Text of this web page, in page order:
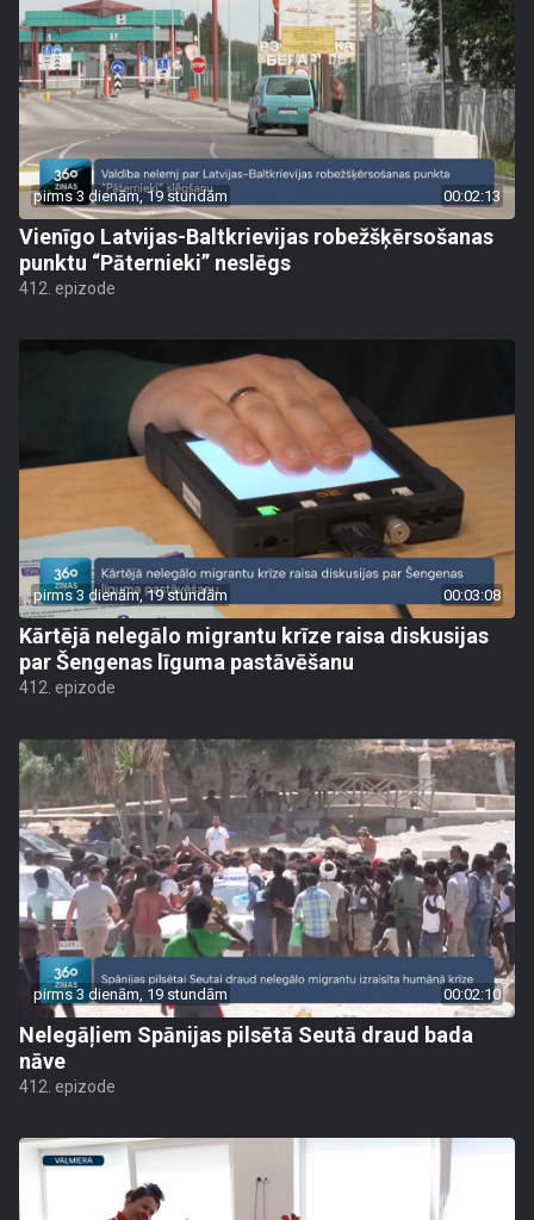
pirms 3 dienām, 19 stundām 00:02:13
Vienīgo Latvijas-Baltkrievijas robežšķērsošanas
punktu “Pāternieki” neslēgs
412. epizode
pirms 3 dienām, 19 stundām 00:03:08
Kārtējā nelegālo migrantu krīze raisa diskusijas
par Šengenas līguma pastāvēšanu
412. epizode
pirms 3 dienām, 19 stundām 00:02:10
Nelegāļiem Spānijas pilsētā Seutā draud bada
nāve
412. epizode